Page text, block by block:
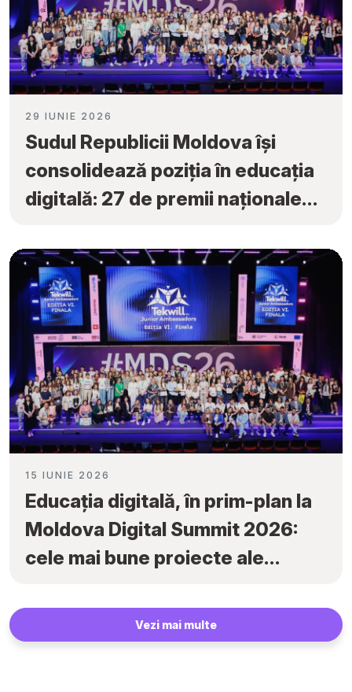
29 IUNIE 2026
Sudul Republicii Moldova își
consolidează poziția în educația
digitală: 27 de premii naționale
Ambassadors”
15 IUNIE 2026
Educația digitală, în prim-plan la
Moldova Digital Summit 2026:
cele mai bune proiecte ale
„Tekwill Junior Ambassadors”
Vezi mai multe